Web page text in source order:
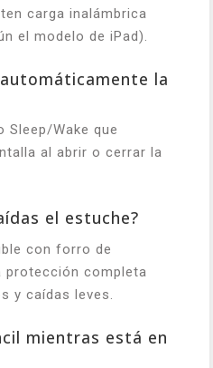
carga inalámbrica
el modelo de iPad).
la
Sleep/Wake que
al abrir o cerrar la
el estuche?
con forro de
completa
y caídas leves.
mientras está en